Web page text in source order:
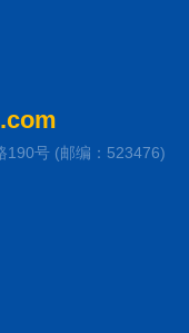
190号 (邮编：523476)